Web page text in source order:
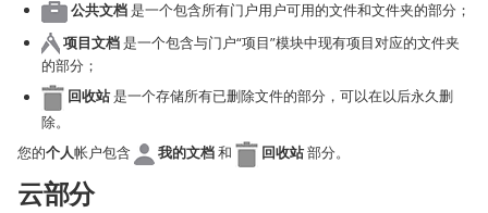
公共文档是一个包含所有门户用户可用的文件和文件夹的部分；
项目文档是一个包含与门户“项目”模块中现有项目对应的文件夹
的部分；
回收站是一个存储所有已删除文件的部分，可以在以后永久删
除。
您的个人帐户包含 我的文档和 回收站部分。
云部分